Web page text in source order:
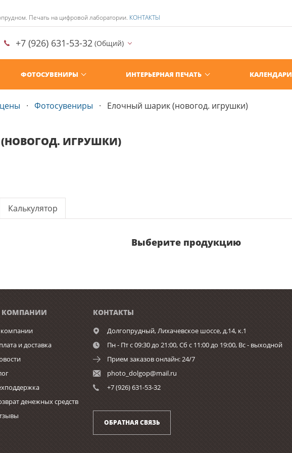
Печать на цифровой лаборатории. КОНТАКТЫ
+7 (926) 631-53-32 (Общий)
ФОТОСУВЕНИРЫ ИНТЕРЬЕРНАЯ ПЕЧАТЬ КАЛЕНДАРИ
Фотосувениры Елочный шарик (новогод. игрушки)
ИГРУШКИ)
Калькулятор
Выберите продукцию
КОМПАНИИ
и доставка
денежных средств
КОНТАКТЫ
Долгопрудный,Лихачевское шоссе, д.14, к.1
Пн - Пт с 09:30 до 21:00, Сб c 11:00 до 19:00, Вс - выходной
Прием заказов онлайн: 24/7
photo_dolgop@mail.ru
+7 (926) 631-53-32
ОБРАТНАЯ СВЯЗЬ